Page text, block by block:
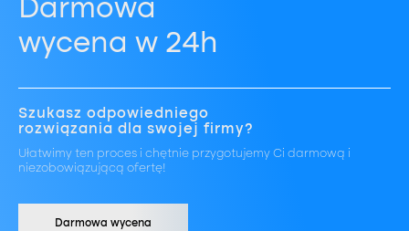
Darmowa
wycena w 24h
Szukasz odpowiedniego
rozwiązania dla swojej firmy?
Ułatwimy ten proces i chętnie przygotujemy Ci darmową i
niezobowiązującą ofertę!
Darmowa wycena